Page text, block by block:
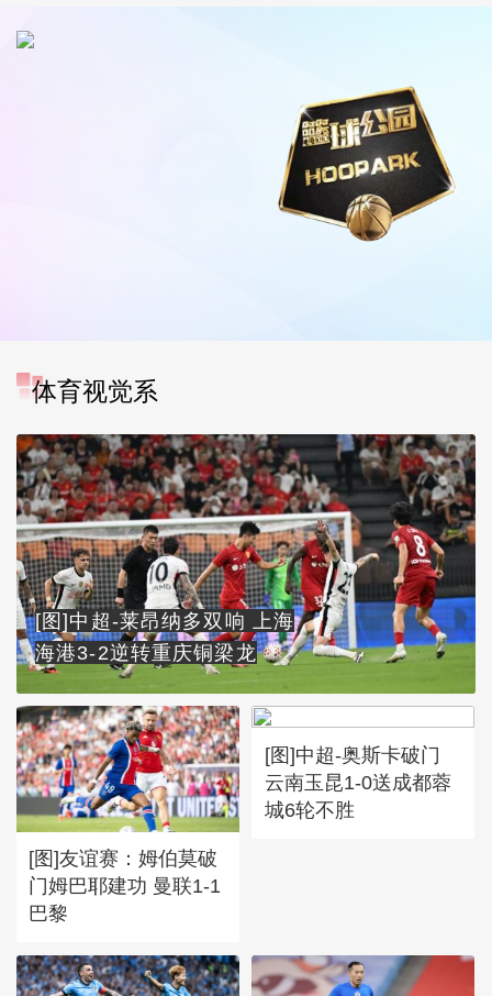
体育视觉系
[图]中超-莱昂纳多双响 上海
海港3-2逆转重庆铜梁龙
[图]友谊赛：姆伯莫破
门姆巴耶建功 曼联1-1
巴黎
[图]中超-奥斯卡破门
云南玉昆1-0送成都蓉
城6轮不胜